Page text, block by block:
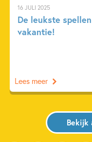
16 JULI 2025
De leukste
vakantie!
Lees meer
Bekijk